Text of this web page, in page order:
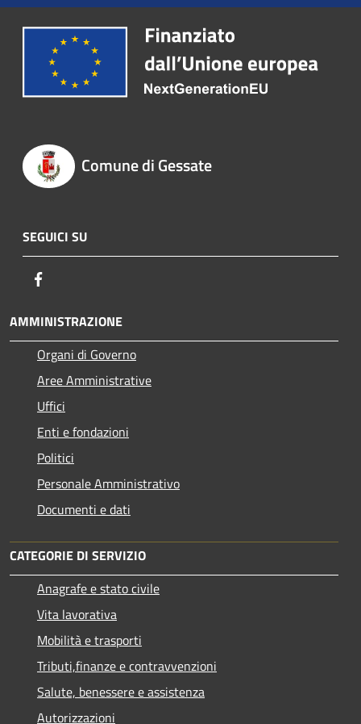
Comune di Gessate
SEGUICI SU
AMMINISTRAZIONE
Organi di Governo
Aree Amministrative
Uffici
Enti e fondazioni
Politici
Personale Amministrativo
Documenti e dati
CATEGORIE DI SERVIZIO
Anagrafe e stato civile
Vita lavorativa
Mobilità e trasporti
Tributi,finanze e contravvenzioni
Salute, benessere e assistenza
Autorizzazioni